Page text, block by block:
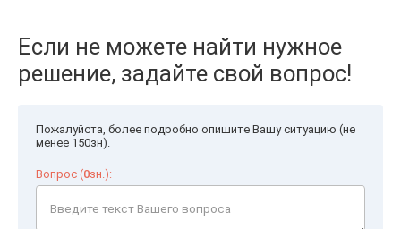
Если не можете найти нужное
решение, задайте свой вопрос!
Пожалуйста, более подробно опишите Вашу ситуацию (не
менее 150зн).
Вопрос (0зн.):